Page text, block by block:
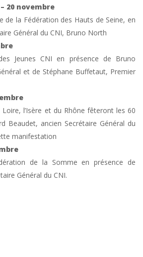
20 novembre
de la Fédération des Hauts de Seine, en
Général du CNI, Bruno North
Jeunes CNI en présence de Bruno
et de Stéphane Buffetaut, Premier
l’Isère et du Rhône fêteront les 60
Beaudet, ancien Secrétaire Général du
manifestation
de la Somme en présence de
Général du CNI.